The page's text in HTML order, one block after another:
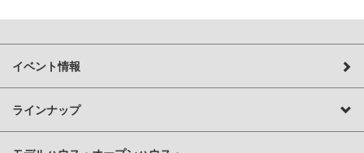
イベント情報
ラインナップ